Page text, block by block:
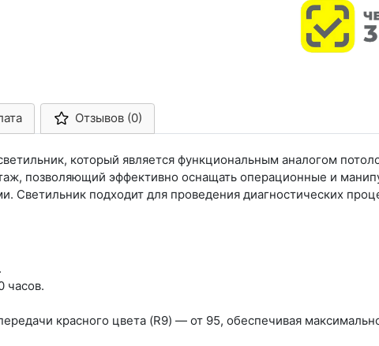
Отзывов (0)
который является функциональным аналогом
позволяющий эффективно оснащать операционные и
Светильник подходит для проведения диагностических
часов.
красного цвета (R9) — от 95, обеспечивая